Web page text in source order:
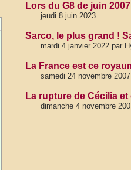
Lors du G8 de juin
jeudi 8 juin 2023
Sarco, le plus grand !
mardi 4 janvier 2022 par
La France est ce
samedi 24 novembre 2007
La rupture de Cécilia
dimanche 4 novembre